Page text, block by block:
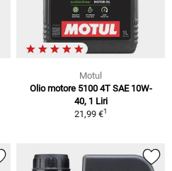
Motul
Olio motore 5100 4T SAE 10W-
40, 1 Liri
21,99 €1